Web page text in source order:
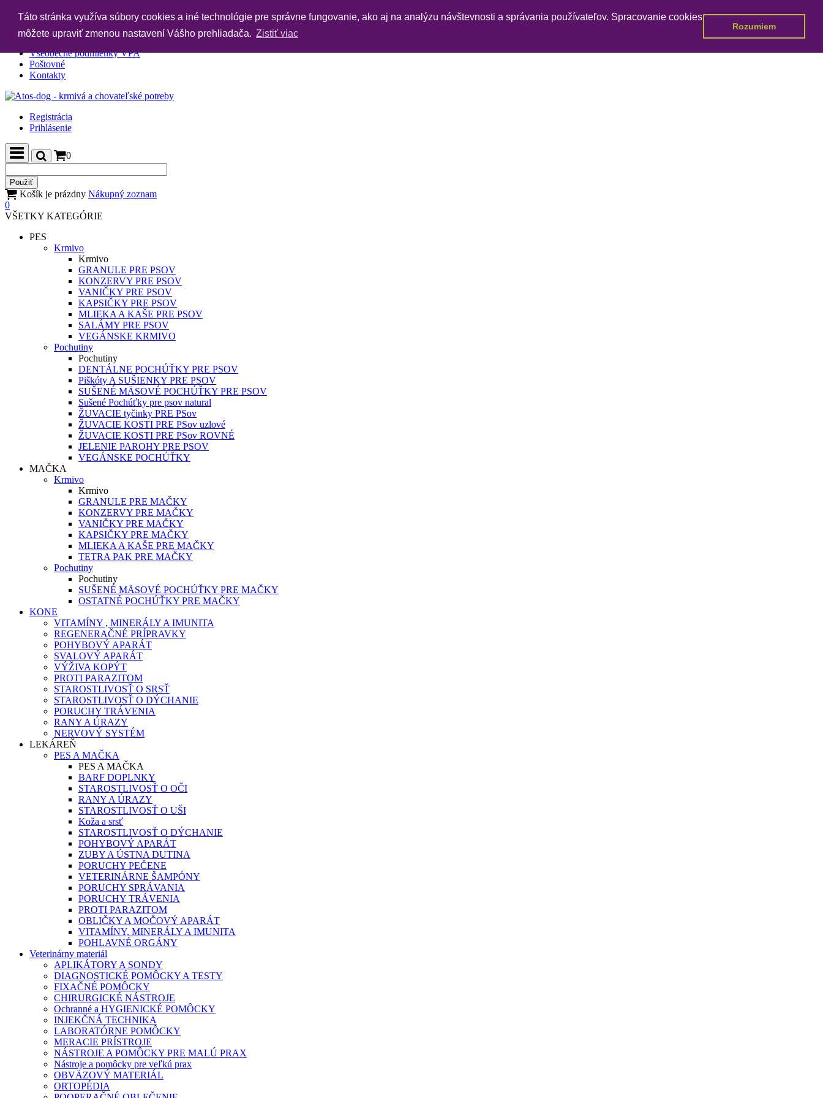
Táto stránka využíva súbory cookies a iné technológie pre správne fungovanie, ako aj na analýzu návštevnosti a správania používateľov. Spracovanie cookies
môžete upraviť zmenou nastavení Vášho prehliadača. Zistiť viac
Rozumiem
0910 780 953
obchod@atos-dog.sk
Vernostný katalóg
Nákupné podmienky
Všeobecné podmienky VPA
Poštovné
Kontakty
Registrácia
Prihlásenie
0
Košík je prázdny Nákupný zoznam
0
VŠETKY KATEGÓRIE
PES
Krmivo
Krmivo
GRANULE PRE PSOV
KONZERVY PRE PSOV
VANIČKY PRE PSOV
KAPSIČKY PRE PSOV
MLIEKA A KAŠE PRE PSOV
SALÁMY PRE PSOV
VEGÁNSKE KRMIVO
Pochutiny
Pochutiny
DENTÁLNE POCHÚŤKY PRE PSOV
Piškóty A SUŠIENKY PRE PSOV
SUŠENÉ MÄSOVÉ POCHÚŤKY PRE PSOV
Sušené Pochúťky pre psov natural
ŽUVACIE tyčinky PRE PSov
ŽUVACIE KOSTI PRE PSov uzlové
ŽUVACIE KOSTI PRE PSov ROVNÉ
JELENIE PAROHY PRE PSOV
VEGÁNSKE POCHÚŤKY
MAČKA
Krmivo
Krmivo
GRANULE PRE MAČKY
KONZERVY PRE MAČKY
VANIČKY PRE MAČKY
KAPSIČKY PRE MAČKY
MLIEKA A KAŠE PRE MAČKY
TETRA PAK PRE MAČKY
Pochutiny
Pochutiny
SUŠENÉ MÄSOVÉ POCHÚŤKY PRE MAČKY
OSTATNÉ POCHÚŤKY PRE MAČKY
KONE
VITAMÍNY , MINERÁLY A IMUNITA
REGENERAČNÉ PRÍPRAVKY
POHYBOVÝ APARÁT
SVALOVÝ APARÁT
VÝŽIVA KOPÝT
PROTI PARAZITOM
STAROSTLIVOSŤ O SRSŤ
STAROSTLIVOSŤ O DÝCHANIE
PORUCHY TRÁVENIA
RANY A ÚRAZY
NERVOVÝ SYSTÉM
LEKÁREŇ
PES A MAČKA
PES A MAČKA
BARF DOPLNKY
STAROSTLIVOSŤ O OČI
RANY A ÚRAZY
STAROSTLIVOSŤ O UŠI
Koža a srsť
STAROSTLIVOSŤ O DÝCHANIE
POHYBOVÝ APARÁT
ZUBY A ÚSTNA DUTINA
PORUCHY PEČENE
VETERINÁRNE ŠAMPÓNY
PORUCHY SPRÁVANIA
PORUCHY TRÁVENIA
PROTI PARAZITOM
OBLIČKY A MOČOVÝ APARÁT
VITAMÍNY, MINERÁLY A IMUNITA
POHLAVNÉ ORGÁNY
Veterinárny materiál
APLIKÁTORY A SONDY
DIAGNOSTICKÉ POMÔCKY A TESTY
FIXAČNÉ POMÔCKY
CHIRURGICKÉ NÁSTROJE
Ochranné a HYGIENICKÉ POMÔCKY
INJEKČNÁ TECHNIKA
LABORATÓRNE POMÔCKY
MERACIE PRÍSTROJE
NÁSTROJE A POMÔCKY PRE MALÚ PRAX
Nástroje a pomôcky pre veľkú prax
OBVÄZOVÝ MATERIÁL
ORTOPÉDIA